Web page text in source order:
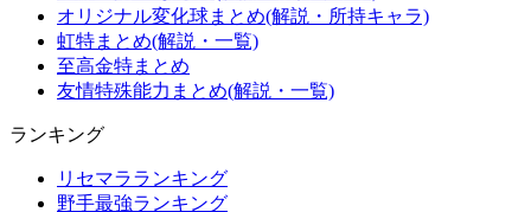
オリジナル変化球まとめ(解説・所持キャラ)
虹特まとめ(解説・一覧)
至高金特まとめ
友情特殊能力まとめ(解説・一覧)
ランキング
リセマラランキング
野手最強ランキング